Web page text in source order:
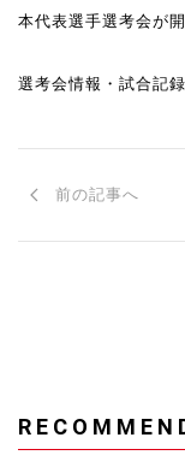
本代表選手選考会が
選考会情報・試合
前の記事へ